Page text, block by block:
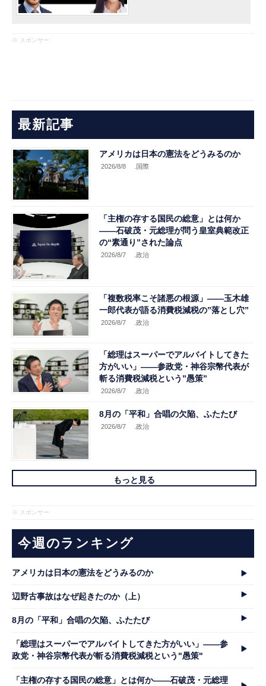
※ スポンサー
最新記事
アメリカは日本の憲法をどうみるのか
2026/8/8 .国際
「主権の存する国民の総意」とは何か
――石破茂・元総理が問う皇室典範改正
の“素通り”された論点
2026/8/7 .政治
「複数税率こそ諸悪の根源」――玉木雄
一郎代表が語る消費税減税の”落とし穴”
2026/8/7 .政治
「総理はスーパーでアルバイトしてきた
方がいい」――参政党・神谷宗幣代表が
斬る消費税減税という”愚策”
2026/8/7 .政治
8月の「平和」合唱の欠陥、ふたたび
2026/8/7 .政治
もっと見る
※ スポンサー
今週のランキング
アメリカは日本の憲法をどうみるのか
辺野古事故はなぜ起きたのか（上）
8月の「平和」合唱の欠陥、ふたたび
「総理はスーパーでアルバイトしてきた方がいい」――参
政党・神谷宗幣代表が斬る消費税減税という"愚策"
「主権の存する国民の総意」とは何か――石破茂・元総理